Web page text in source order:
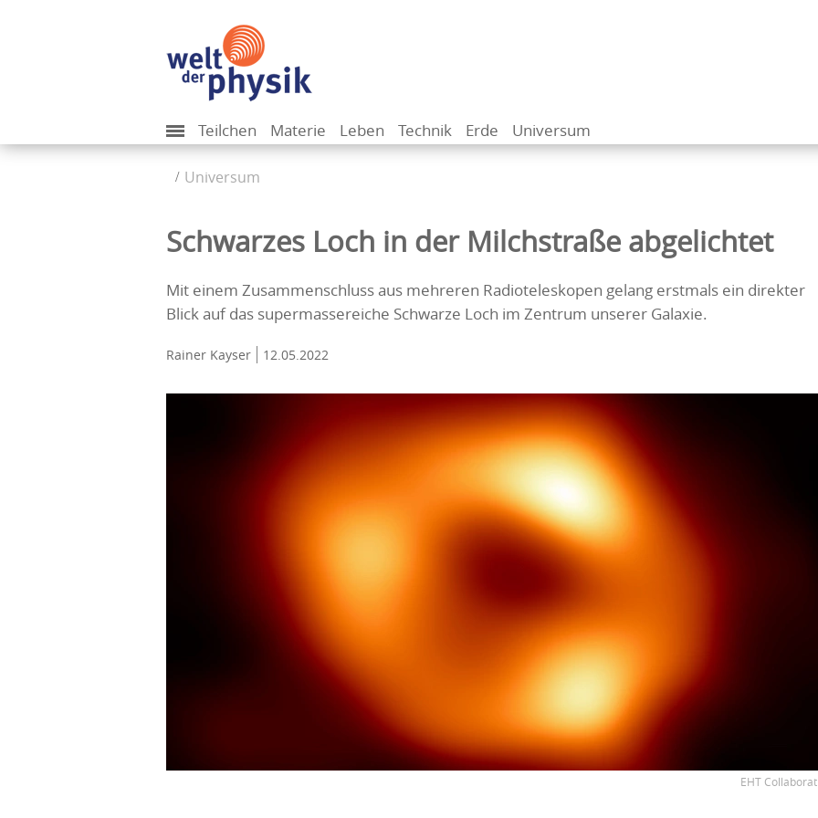
Teilchen Materie Leben Technik Erde Universum
Universum
Schwarzes Loch in der Milchstraße abgelichtet
Mit einem Zusammenschluss aus mehreren Radioteleskopen gelang erstmals ein direkter
Blick auf das supermassereiche Schwarze Loch im Zentrum unserer Galaxie.
Rainer Kayser 12.05.2022
EHT